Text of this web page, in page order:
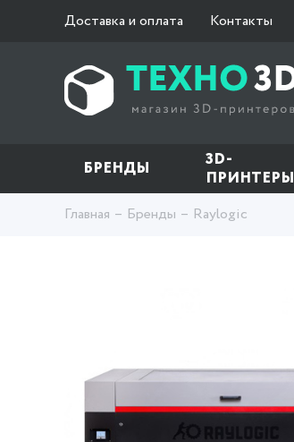
Доставка и оплата Контакты
БРЕНДЫ
3D-
ПРИНТЕРЫ
Главная Бренды Raylogic